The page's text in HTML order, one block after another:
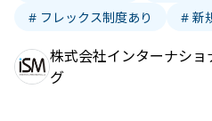
# フレックス制度あり
# 新
株式会社インターナシ
グ